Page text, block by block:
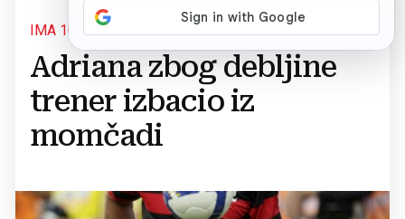
IMA 106 KILOGRAMA
Adriana zbog debljine
trener izbacio iz
momčadi